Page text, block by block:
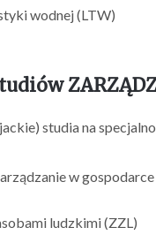
wodnej (LTW)
studia na
w
ludzkimi (ZZL)